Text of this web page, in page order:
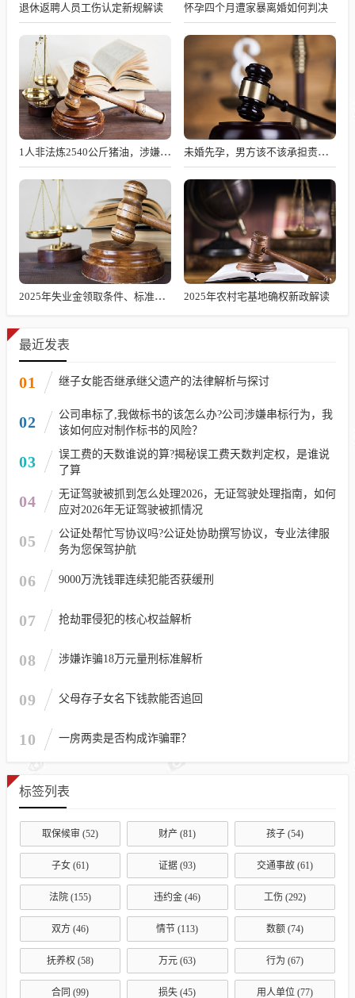
退休返聘人员工伤认定新规解读 怀孕四个月遭家暴离婚如何判决
1人非法炼2540公斤猪油，涉嫌何罪？ 未婚先孕，男方该不该承担责任？
2025年失业金领取条件、标准及发放时长解析 2025年农村宅基地确权新政解读
最近发表
01 继子女能否继承继父遗产的法律解析与探讨
02
公司串标了,我做标书的该怎么办?公司涉嫌串标行为，我
该如何应对制作标书的风险？
03
误工费的天数谁说的算?揭秘误工费天数判定权，是谁说
了算
04
无证驾驶被抓到怎么处理2026，无证驾驶处理指南，如何
应对2026年无证驾驶被抓情况
05
公证处帮忙写协议吗?公证处协助撰写协议，专业法律服
务为您保驾护航
06 9000万洗钱罪连续犯能否获缓刑
07 抢劫罪侵犯的核心权益解析
08 涉嫌诈骗18万元量刑标准解析
09 父母存子女名下钱款能否追回
10 一房两卖是否构成诈骗罪？
标签列表
取保候审 (52) 财产 (81) 孩子(54)
子女 (61) 证据 (93) 交通事故(61)
法院 (155) 违约金 (46) 工伤(292)
双方 (46) 情节 (113) 数额(74)
抚养权 (58) 万元 (63) 行为 (67)
合同 (99) 损失 (45) 用人单位 (77)